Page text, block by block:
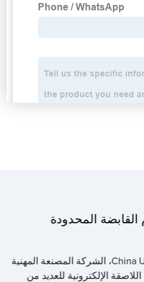
القابضة المحدودة
شركة China Uvalam Holding Limited، الشركة المصنعة المهنية
الإلكترونية للعديد من